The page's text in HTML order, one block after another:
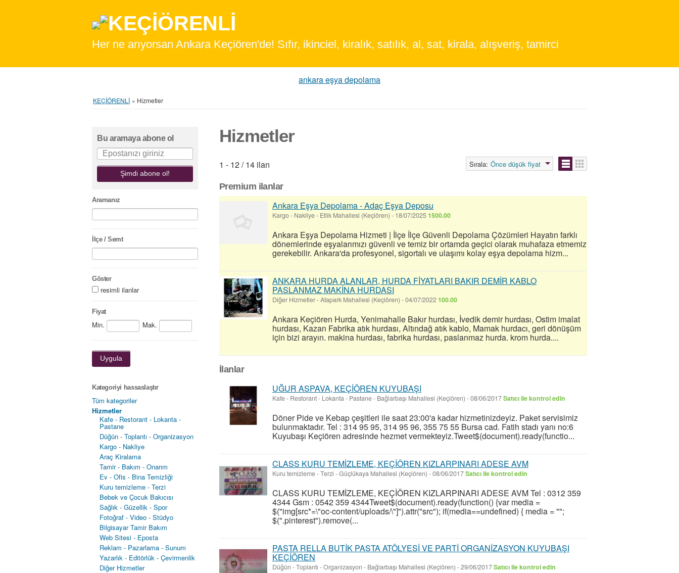
Her ne arıyorsan Ankara Keçiören'de! Sıfır, ikinciel, kiralık, satılık, al, sat, kirala, alışveriş, tamirci
ankara eşya depolama
KEÇİÖRENLİ » Hizmetler
Bu aramaya abone ol
Şimdi abone ol!
Aramanız
İlçe / Semt
Göster
resimli ilanlar
Fiyat
Min. Mak.
Uygula
Kategoriyi hassaslaştır
Tüm kategoriler
Hizmetler
Kafe - Restorant - Lokanta -
Pastane
Düğün - Toplantı - Organizasyon
Kargo - Nakliye
Araç Kiralama
Tamir - Bakım - Onarım
Ev - Ofis - Bina Temizliği
Kuru temizleme - Terzi
Bebek ve Çocuk Bakıcısı
Sağlık - Güzellik - Spor
Fotoğraf - Video - Stüdyo
Bilgisayar Tamir Bakım
Web Sitesi - Eposta
Reklam - Pazarlama - Sunum
Yazarlık - Editörlük - Çevirmenlik
Diğer Hizmetler
Hizmetler
1 - 12 / 14 ilan Sırala: Önce düşük fiyat
Premium ilanlar
Ankara Eşya Depolama - Adaç Eşya Deposu
Kargo - Nakliye- Etlik Mahallesi (Keçiören) - 18/07/2025 1500.00
Ankara Eşya Depolama Hizmeti | İlçe İlçe Güvenli Depolama Çözümleri Hayatın farklı
dönemlerinde eşyalarımızı güvenli ve temiz bir ortamda geçici olarak muhafaza etmemiz
gerekebilir. Ankara'da profesyonel, sigortalı ve ulaşımı kolay eşya depolama hizm...
ANKARA HURDA ALANLAR, HURDA FİYATLARI BAKIR DEMİR KABLO
PASLANMAZ MAKİNA HURDASI
Diğer Hizmetler-Atapark Mahallesi (Keçiören) -04/07/2022 100.00
Ankara Keçiören Hurda, Yenimahalle Bakır hurdası, İvedik demir hurdası, Ostim imalat
hurdası, Kazan Fabrika atık hurdası, Altındağ atık kablo, Mamak hurdacı, geri dönüşüm
için bizi arayın. makina hurdası, fabrika hurdası, paslanmaz hurda. krom hurda....
İlanlar
UĞUR ASPAVA, KEÇİÖREN KUYUBAŞI
Kafe - Restorant - Lokanta - Pastane- Bağlarbaşı Mahallesi (Keçiören) -08/06/2017Satıcı ile kontrol edin
Döner Pide ve Kebap çeşitleri ile saat 23:00'a kadar hizmetinizdeyiz. Paket servisimiz
bulunmaktadır. Tel : 314 95 95, 314 95 96, 355 75 55 Bursa cad. Fatih stadı yanı no:6
Kuyubaşı Keçiören adresinde hezmet vermekteyiz.Tweet$(document).ready(functio...
CLASS KURU TEMİZLEME, KEÇİÖREN KIZLARPINARI ADESE AVM
Kuru temizleme - Terzi -Güçlükaya Mahallesi (Keçiören) -08/06/2017Satıcı ile kontrol edin
CLASS KURU TEMİZLEME, KEÇİÖREN KIZLARPINARI ADESE AVM Tel : 0312 359
4344 Gsm : 0542 359 4344Tweet$(document).ready(function() {var media =
$("img[src*=\"oc-content/uploads/\"]").attr("src"); if(media==undefined) { media = "";
$(".pinterest").remove(...
PASTA RELLA BUTİK PASTA ATÖLYESİ VE PARTİ ORGANİZASYON KUYUBAŞI
KEÇİÖREN
Düğün - Toplantı - Organizasyon - Bağlarbaşı Mahallesi (Keçiören) -29/06/2017Satıcı ile kontrol edin